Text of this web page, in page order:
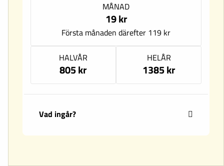
HALVÅR
805 kr
MÅNAD
19 kr
Första månaden därefter 119 kr
HELÅR
1385 kr
Vad ingår?